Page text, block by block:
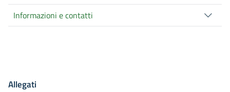
Informazioni e contatti
Allegati